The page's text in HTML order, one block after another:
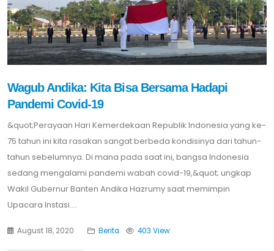
Wagub Andika: Kita Bisa Bersama Hadapi
Pandemi Covid-19
&quot;Perayaan Hari Kemerdekaan Republik Indonesia yang ke-
75 tahun ini kita rasakan sangat berbeda kondisinya dari tahun-
tahun sebelumnya. Di mana pada saat ini, bangsa Indonesia
sedang mengalami pandemi wabah covid-19,&quot; ungkap
Wakil Gubernur Banten Andika Hazrumy saat memimpin
Upacara Instasi....
August 18, 2020 Berita 403 View